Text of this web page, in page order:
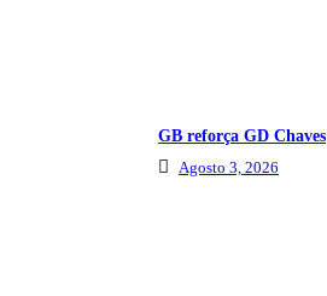
GB reforça GD Chaves
Agosto 3, 2026